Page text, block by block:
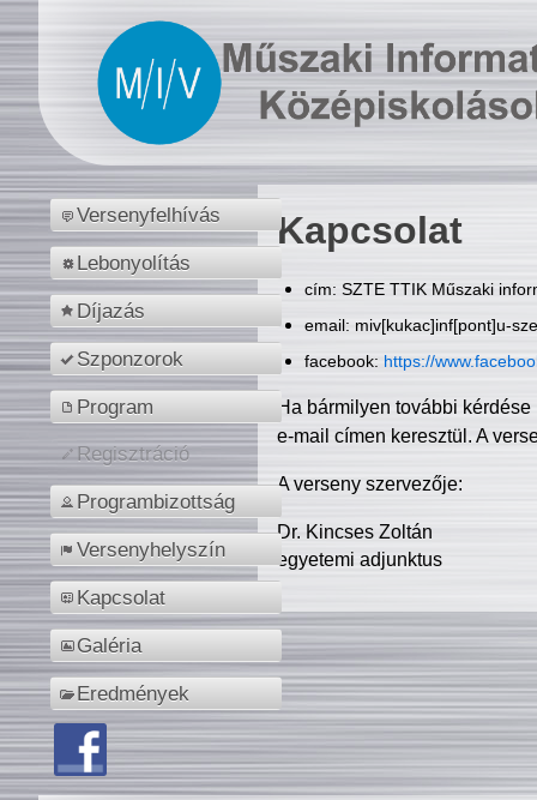
Versenyfelhívás
Lebonyolítás
Díjazás
Szponzorok
Program
Regisztráció
Programbizottság
Versenyhelyszín
Kapcsolat
Galéria
Eredmények
Kapcsolat
cím: SZTE TTIK Műszaki
email: miv[kukac]inf[pont]u-
facebook: https://
Ha bármilyen további
e-mail címen keresztül. A
A verseny szervezője:
Dr. Kincses Zoltán
egyetemi adjunktus